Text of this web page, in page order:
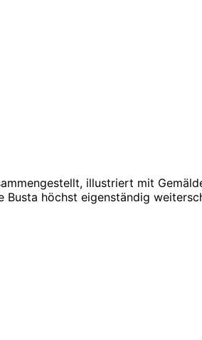
illustriert mit
höchst eigenständig